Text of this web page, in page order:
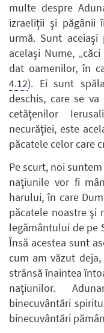
multe despre
izraeliții şi păgânii
urmă. Sunt
acelaşi Nume,
dat oamenilor, în
4.12). Ei sunt
deschis, care se
cetăţenilor
necurăţiei, este
păcatele celor care
Pe scurt, noi
naţiunile vor fi
harului, în care
păcatele noastre şi
legământului de pe
Însă acestea sunt
cum am văzut
strânsă înaintea
naţiunilor.
binecuvântări
binecuvântări